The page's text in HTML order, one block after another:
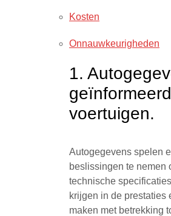
Kosten
Onnauwkeurigheden
1.
voertuigen.
Autogegevens spelen
beslissingen te nemen
technische
krijgen in de prestaties
maken met betrekking